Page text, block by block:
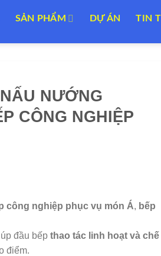
SẢN PHẨM DỰ ÁN TIN
NƯỚNG
CÔNG NGHIỆP
công nghiệp phục vụ món Á, bếp
đầu bếp thao tác linh hoạt và chế
điểm.